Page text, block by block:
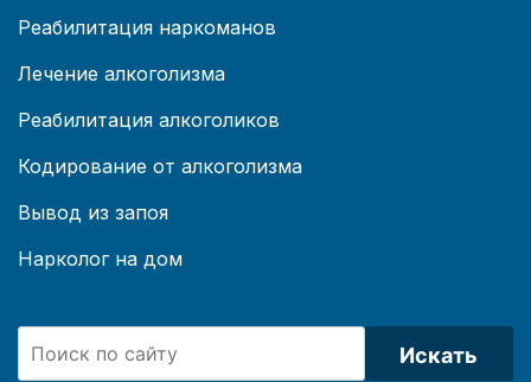
Реабилитация наркоманов
Лечение алкоголизма
Реабилитация алкоголиков
Кодирование от алкоголизма
Вывод из запоя
Нарколог на дом
Искать